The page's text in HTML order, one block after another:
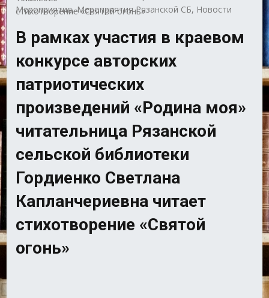
стихотворение «Святой огонь»
Мероприятия,Мероприятия Рязанской СБ, Новости
В рамках участия в краевом
конкурсе авторских
патриотических
произведений «Родина моя»
читательница Рязанской
сельской библиотеки
Гордиенко Светлана
Капланчериевна читает
стихотворение «Святой
огонь»